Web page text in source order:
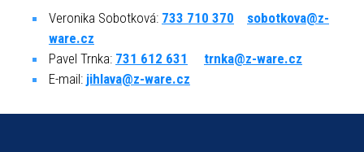
Veronika Sobotková: 733 710 370
sobotkova@z-
ware.cz
Pavel Trnka: 731 612 631
trnka@z-ware.cz
E-mail: jihlava@z-ware.cz